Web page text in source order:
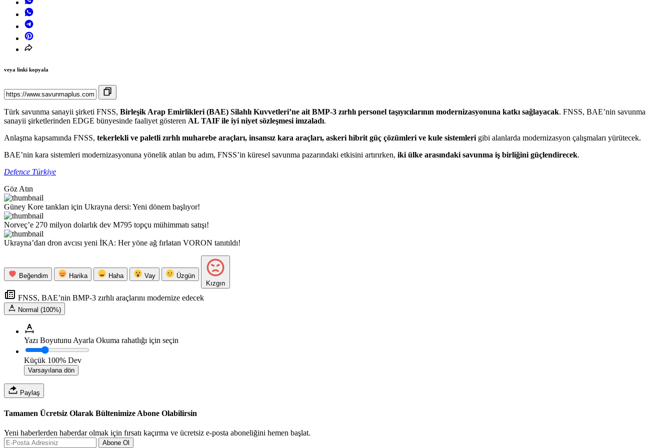
veya linki kopyala
Türk savunma sanayii şirketi FNSS, Birleşik Arap Emirlikleri (BAE) Silahlı Kuvvetleri’ne ait BMP-3 zırhlı personel taşıyıcılarının modernizasyonuna katkı sağlayacak. FNSS, BAE’nin savunma
sanayii şirketlerinden EDGE bünyesinde faaliyet gösteren AL TAIF ile iyi niyet sözleşmesi imzaladı.
Anlaşma kapsamında FNSS, tekerlekli ve paletli zırhlı muharebe araçları, insansız kara araçları, askeri hibrit güç çözümleri ve kule sistemleri gibi alanlarda modernizasyon çalışmaları yürütecek.
BAE’nin kara sistemleri modernizasyonuna yönelik atılan bu adım, FNSS’in küresel savunma pazarındaki etkisini artırırken, iki ülke arasındaki savunma iş birliğini güçlendirecek.
Defence Türkiye
Göz Atın
Güney Kore tankları için Ukrayna dersi: Yeni dönem başlıyor!
Norveç’e 270 milyon dolarlık dev M795 topçu mühimmatı satışı!
Ukrayna’dan dron avcısı yeni İKA: Her yöne ağ fırlatan VORON tanıtıldı!
Beğendim Harika Haha Vay
Üzgün
Kızgın
FNSS, BAE’nin BMP-3 zırhlı araçlarını modernize edecek
Normal (100%)
Yazı Boyutunu Ayarla Okuma rahatlığı için seçin
Küçük 100% Dev
Varsayılana dön
Paylaş
Tamamen Ücretsiz Olarak Bültenimize Abone Olabilirsin
Yeni haberlerden haberdar olmak için fırsatı kaçırma ve ücretsiz e-posta aboneliğini hemen başlat.
Abone Ol